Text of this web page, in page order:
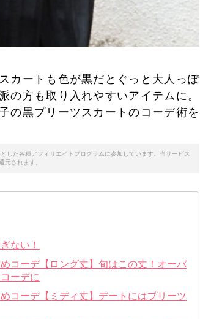
カートも色が黒だとぐっと大人っぽ
の方も取り入れやすいアイテムに。
の黒プリーツスカートのコーデ術を
した各種アフィリエイトプログラムに参加しています。当サービス
元されます。
ない！
コーデ【ロング丈】旬はこの丈！オーバ
ーデに
コーデ【ミディ丈】デートにはプリーツ